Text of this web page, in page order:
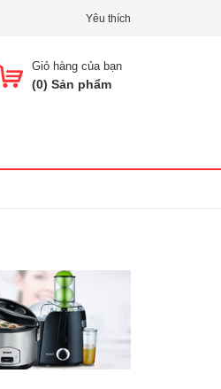
Yêu thích
Giỏ hàng của bạn
(0) Sản phẩm